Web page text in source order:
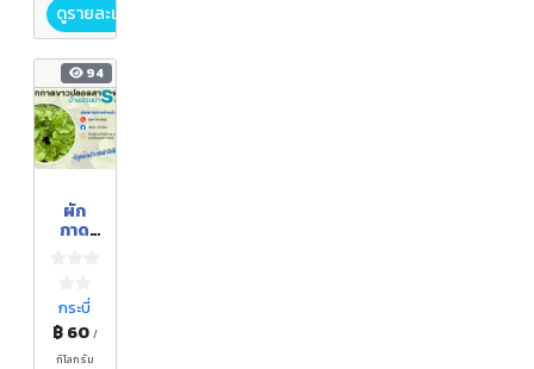
ดูรายละเอียด
94
ผัก
กาด
บ้าน
สวน
ปารดา
กระบี่
฿ 60 /
กิโลกรัม